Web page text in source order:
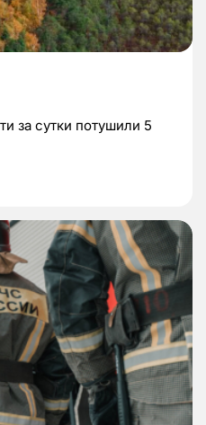
за сутки потушили 5